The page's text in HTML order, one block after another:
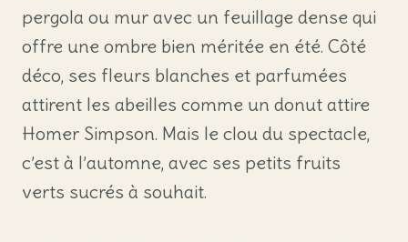
pergola ou mur avec un feuillage dense qui
offre une ombre bien méritée en été. Côté
déco, ses fleurs blanches et parfumées
attirent les abeilles comme un donut attire
Homer Simpson. Mais le clou du spectacle,
c’est à l’automne, avec ses petits fruits
verts sucrés à souhait.